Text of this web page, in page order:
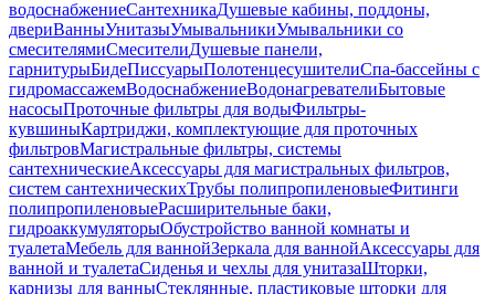
водоснабжениеСантехникаДушевые кабины, поддоны,
двериВанныУнитазыУмывальникиУмывальники со
смесителямиСмесителиДушевые панели,
гарнитурыБидеПиссуарыПолотенцесушителиСпа-бассейны с
гидромассажемВодоснабжениеВодонагревателиБытовые
насосыПроточные фильтры для водыФильтры-
кувшиныКартриджи, комплектующие для проточных
фильтровМагистральные фильтры, системы
сантехническиеАксессуары для магистральных фильтров,
систем сантехническихТрубы полипропиленовыеФитинги
полипропиленовыеРасширительные баки,
гидроаккумуляторыОбустройство ванной комнаты и
туалетаМебель для ваннойЗеркала для ваннойАксессуары для
ванной и туалетаСиденья и чехлы для унитазаШторки,
карнизы для ванныСтеклянные, пластиковые шторки для